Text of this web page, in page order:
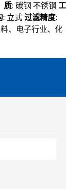
: 碳钢 不锈钢 工
: 立式 过滤精度:
、电子行业、化